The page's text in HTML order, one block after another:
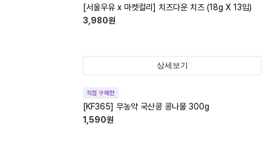
[서울우유 x 마켓컬리] 치즈다운 치즈 (18g X 13입)
3,980원
상세보기
직접 구매한
[KF365] 무농약 국산콩 콩나물 300g
1,590원